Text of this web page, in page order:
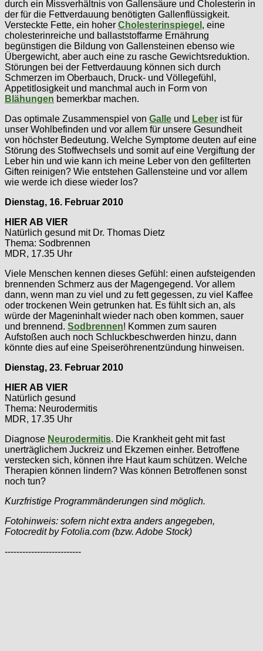
durch ein Missverhältnis von Gallensäure und Cholesterin in
der für die Fettverdauung benötigten Gallenflüssigkeit.
Versteckte Fette, ein hoher Cholesterinspiegel , eine
cholesterinreiche und ballaststoffarme Ernährung
begünstigen die Bildung von Gallensteinen ebenso wie
Übergewicht, aber auch eine zu rasche Gewichtsreduktion.
Störungen bei der Fettverdauung können sich durch
Schmerzen im Oberbauch, Druck- und Völlegefühl,
Appetitlosigkeit und manchmal auch in Form von
Blähungen bemerkbar machen.
Das optimale Zusammenspiel von Galle und Leber ist für
unser Wohlbefinden und vor allem für unsere Gesundheit
von höchster Bedeutung. Welche Symptome deuten auf eine
Störung des Stoffwechsels und somit auf eine Vergiftung der
Leber hin und wie kann ich meine Leber von den gefilterten
Giften reinigen? Wie entstehen Gallensteine und vor allem
wie werde ich diese wieder los?
Dienstag, 16. Februar 2010
HIER AB VIER
Natürlich gesund mit Dr. Thomas Dietz
Thema: Sodbrennen
MDR, 17.35 Uhr
Viele Menschen kennen dieses Gefühl: einen aufsteigenden
brennenden Schmerz aus der Magengegend. Vor allem
dann, wenn man zu viel und zu fett gegessen, zu viel Kaffee
oder trockenen Wein getrunken hat. Es fühlt sich an, als
würde der Mageninhalt wieder nach oben kommen, sauer
und brennend. Sodbrennen! Kommen zum sauren
Aufstoßen auch noch Schluckbeschwerden hinzu, dann
könnte dies auf eine Speiseröhrenentzündung hinweisen.
Dienstag, 23. Februar 2010
HIER AB VIER
Natürlich gesund
Thema: Neurodermitis
MDR, 17.35 Uhr
Diagnose Neurodermitis. Die Krankheit geht mit fast
unerträglichem Juckreiz und Ekzemen einher. Betroffene
verstecken sich, können ihre Haut kaum schützen. Welche
Therapien können lindern? Was können Betroffenen sonst
noch tun?
Kurzfristige Programmänderungen sind möglich.
Fotohinweis: sofern nicht extra anders angegeben,
Fotocredit by Fotolia.com (bzw. Adobe Stock)
--------------------------